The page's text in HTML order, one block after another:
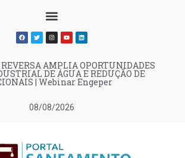
08/08/2026
AMPLIA OPORTUNIDADES
DE ÁGUA E REDUÇÃO DE
| Webinar Engeper